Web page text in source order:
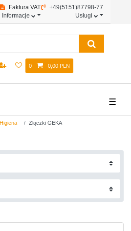
Faktura VAT
+49(5151)87798-77
Informacje Usługi
0 0,00 PLN
☰
Higiena Złączki GEKA